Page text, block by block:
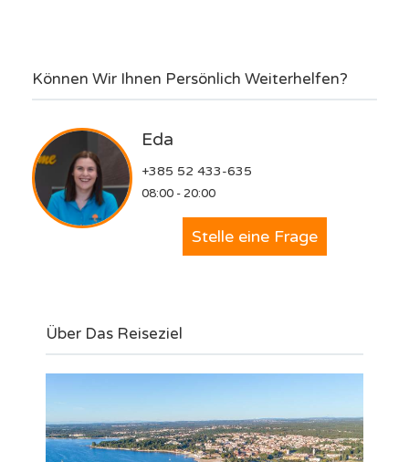
Können Wir Ihnen Persönlich Weiterhelfen?
Eda
+385 52 433-635
08:00 - 20:00
Stelle eine Frage
Über Das Reiseziel